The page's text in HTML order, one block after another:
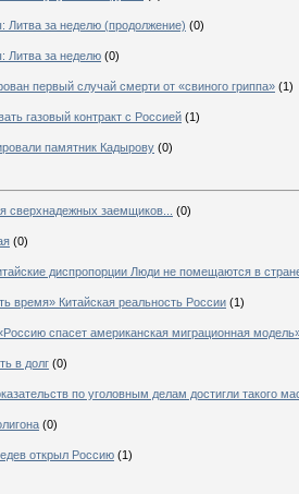
Литва за неделю (продолжение) (0)
Литва за неделю (0)
первый случай смерти от «свиного гриппа» (1)
газовый контракт с Россией (1)
памятник Кадырову (0)
сверхнадежных заемщиков... (0)
(0)
диспропорции Люди не помещаются в
время» Китайская реальность России (1)
спасет американская миграционная
в долг (0)
по уголовным делам достигли такого
(0)
открыл Россию (1)